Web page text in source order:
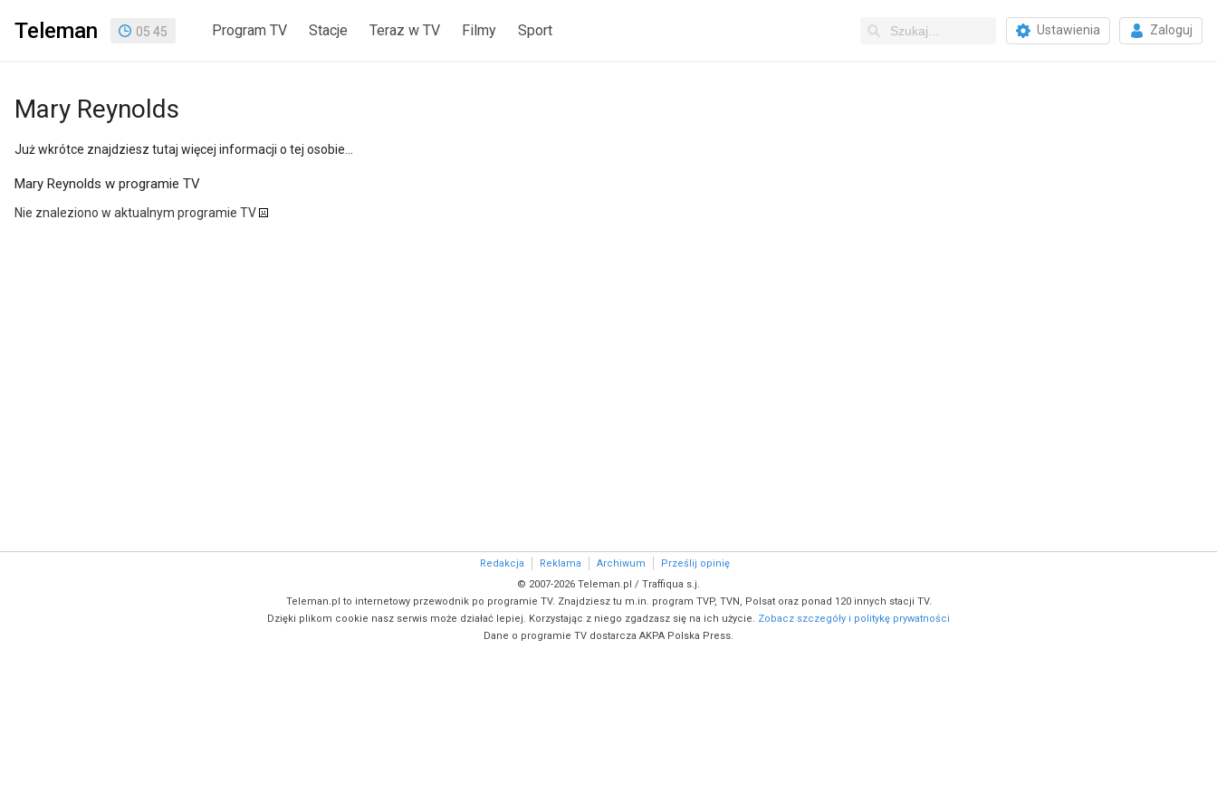
Teleman 05 45 Program TV Stacje Teraz w TV Filmy Sport Ustawienia Zaloguj
Mary Reynolds
Już wkrótce znajdziesz tutaj więcej informacji o tej osobie...
Mary Reynolds w programie TV
Nie znaleziono w aktualnym programie TV
Redakcja Reklama Archiwum
Prześlij opinię
© 2007-2026 Teleman.pl / Traffiqua s.j.
Teleman.pl to internetowy przewodnik po programie TV. Znajdziesz tu m.in. program TVP, TVN, Polsat oraz ponad 120 innych stacji TV.
Dzięki plikom cookie nasz serwis może działać lepiej. Korzystając z niego zgadzasz się na ich użycie. Zobacz szczegóły i politykę prywatności
Dane o programie TV dostarcza AKPA Polska Press.